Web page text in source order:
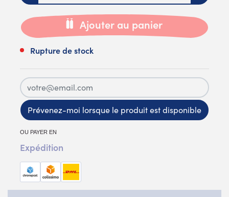
Ajouter au panier
Rupture de stock
Prévenez-moi lorsque le produit est disponible
OU PAYER EN
Expédition